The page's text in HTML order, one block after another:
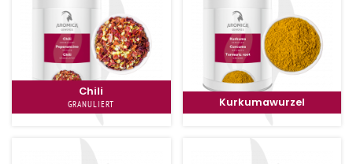
Chili
GRANULIERT Kurkumawurzel